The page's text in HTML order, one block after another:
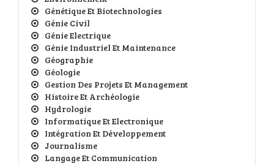
Génétique Et Biotechnologies
Génie Civil
Génie Electrique
Génie Industriel Et Maintenance
Géographie
Géologie
Gestion Des Projets Et Management
Histoire Et Archéologie
Hydrologie
Informatique Et Electronique
Intégration Et Développement
Journalisme
Langage Et Communication